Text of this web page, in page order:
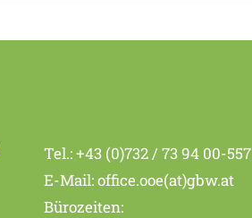
Tel.:+43 (0)732 / 73 94 00-557
E-Mail:office.ooe(at)gbw.at
Bürozeiten: